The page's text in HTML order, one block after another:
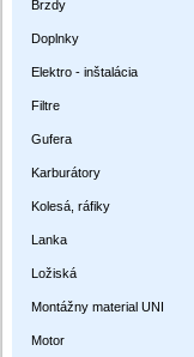
Brzdy
Doplnky
Elektro - inštalácia
Filtre
Gufera
Karburátory
Kolesá, ráfiky
Lanka
Ložiská
Montážny material UNI
Motor